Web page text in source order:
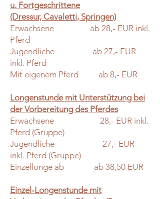
u. Fortgeschrittene
(Dressur, Cavaletti, Springen)
Erwachsene ab 28,- EUR inkl.
Pferd
Jugendliche ab 27,- EUR
inkl. Pferd
Mit eigenem Pferd ab 8,- EUR
Longenstunde mit Unterstützung bei
der Vorbereitung des Pferdes
Erwachsene 28,- EUR inkl.
Pferd (Gruppe)
Jugendliche 27,- EUR
inkl. Pferd (Gruppe)
Einzellonge ab ab 38,50 EUR
Einzel-Longenstunde mit